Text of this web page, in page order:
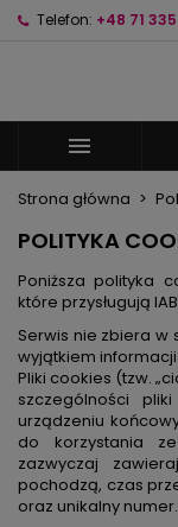
Telefon: +48 71

Strona główna
POLITYKA
Poniższa polityka
które przysługują
Serwis nie zbiera w
wyjątkiem
Pliki cookies (tzw.
szczególności
urządzeniu
do korzystania
zazwyczaj
pochodzą, czas
oraz unikalny numer.
Nazwa listy
Musisz być
swojej liście